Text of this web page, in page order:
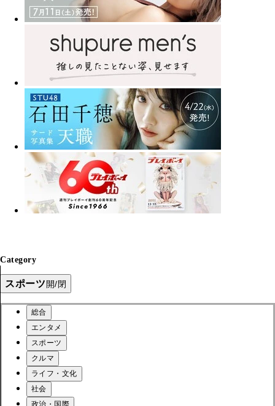
Category
スポーツ開/閉
総合
エンタメ
スポーツ
クルマ
ライフ・文化
社会
政治・国際